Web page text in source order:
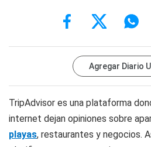
Agregar Diario
TripAdvisor es una plataforma
internet dejan opiniones sobre
playas, restaurantes y negocios.